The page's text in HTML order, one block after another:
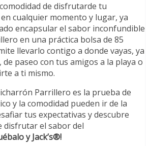
de disfrutarde tu
cualquier momento y lugar, ya
encapsular el sabor inconfundible
en una práctica bolsa de 85
llevarlo contigo a donde vayas, ya
paseo con tus amigos a la playa o
a ti mismo.
Parrillero es la prueba de
y la comodidad pueden ir de la
tus expectativas y descubre
disfrutar el sabor del
y Jack’s®!